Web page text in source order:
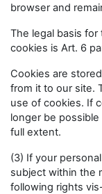
browser and
The legal basis
cookies is Art. 6
Cookies are
from it to our site.
use of cookies. If
longer be
full extent.
(3) If your
subject within the
following rights